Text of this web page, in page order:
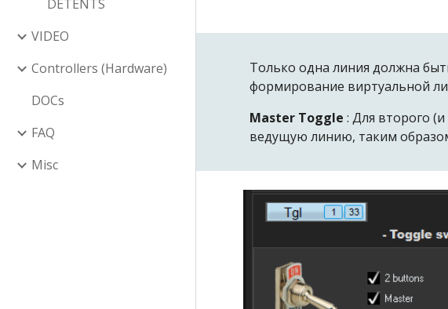
DETENTS
VIDEO
Controllers (Hardware)
DOCs
FAQ
Misc
Только одна линия должна
формирование виртуальной
Master Toggle :Для второго
ведущую линию, таким